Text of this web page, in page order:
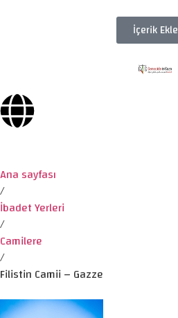
İçerik Ekle
Ana sayfası
/
İbadet Yerleri
/
Camilere
/
Filistin Camii – Gazze